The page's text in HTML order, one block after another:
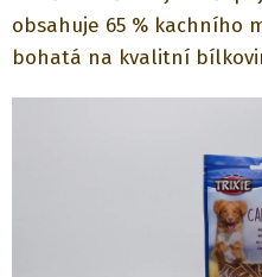
obsahuje 65 % kachního
bohatá na kvalitní